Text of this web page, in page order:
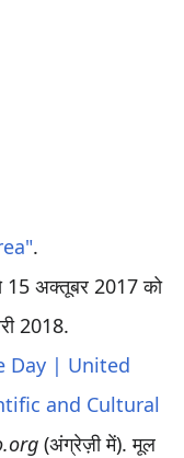
.
अक्तूबर 2017 को
2018.
Day | United
and Cultural
(अंग्रेज़ी में). मूल